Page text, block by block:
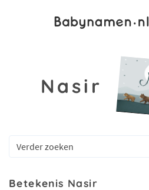
Nasir
Betekenis Nasir